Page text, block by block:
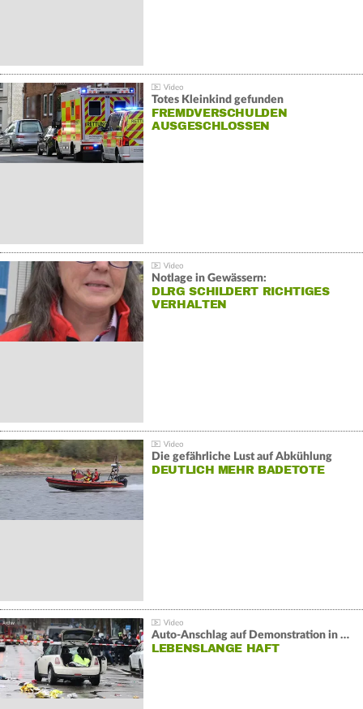
Totes Kleinkind gefunden
FREMDVERSCHULDEN
AUSGESCHLOSSEN
Notlage in Gewässern:
DLRG SCHILDERT RICHTIGES
VERHALTEN
Die gefährliche Lust auf Abkühlung
DEUTLICH MEHR BADETOTE
Auto-Anschlag auf Demonstration in München:
LEBENSLANGE HAFT